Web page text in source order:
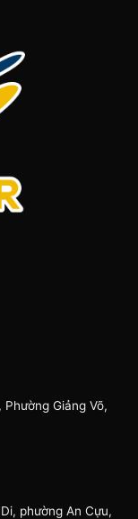
Giảng Võ,
phường An Cựu,